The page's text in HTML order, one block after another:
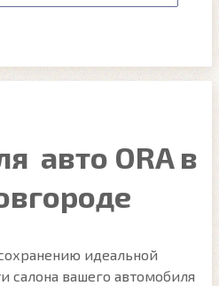
авто ORA в
идеальной
салона вашего автомобиля